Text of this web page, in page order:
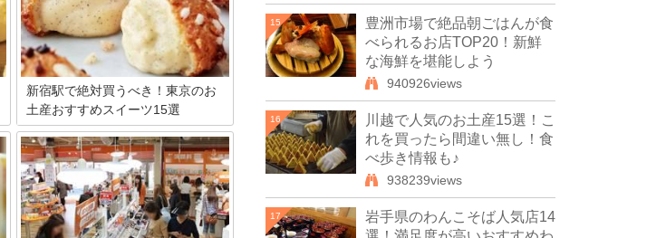
新宿駅で絶対買うべき！東京のお
土産おすすめスイーツ15選
新宿駅といえば日本一利用者の多い駅で
す。当然そんな駅の中に、お土産屋さん
は数知れず。その中でも駅周辺で買うこ
とができる特におすすめなお土産屋さん
を15店舗ご紹介します。東京土産の参考
にしていただければと思います。
15
豊洲市場で絶品朝ごはんが食
べられるお店TOP20！新鮮
な海鮮を堪能しよう
940926views
16
川越で人気のお土産15選！こ
れを買ったら間違い無し！食
べ歩き情報も♪
938239views
17
岩手県のわんこそば人気店14